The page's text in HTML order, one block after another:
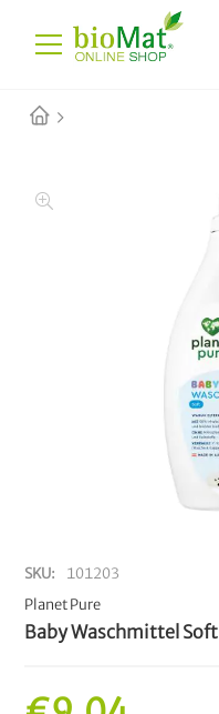
SKU
101203
Planet Pure
Baby Waschmittel Soft